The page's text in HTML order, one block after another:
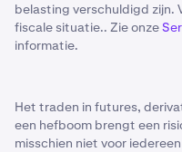
belasting verschuldigd zijn.
fiscale situatie.. Zie onze
informatie.
Het traden in futures,
een hefboom brengt een
misschien niet voor